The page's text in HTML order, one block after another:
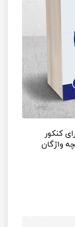
کنکور
واژگان